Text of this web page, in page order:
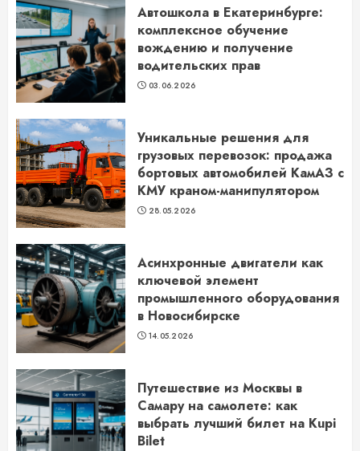
Автошкола в Екатеринбурге:
комплексное обучение
вождению и получение
водительских прав
03.06.2026
Уникальные решения для
грузовых перевозок: продажа
бортовых автомобилей КамАЗ с
КМУ краном-манипулятором
28.05.2026
Асинхронные двигатели как
ключевой элемент
промышленного оборудования
в Новосибирске
14.05.2026
Путешествие из Москвы в
Самару на самолете: как
выбрать лучший билет на Kupi
Bilet